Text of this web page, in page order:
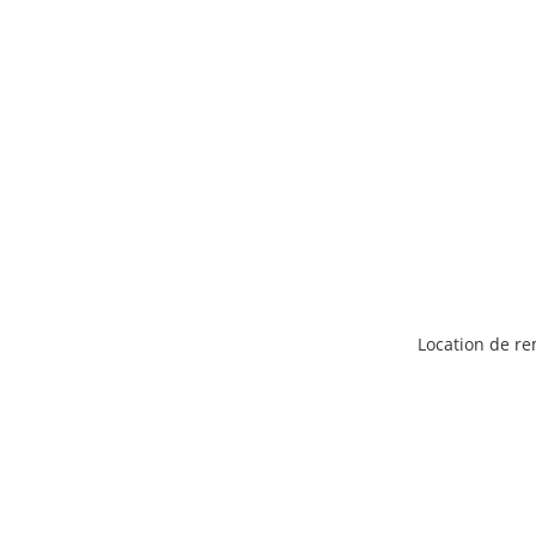
Location de